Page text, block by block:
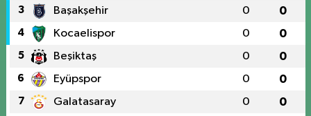
3 Başakşehir 0 0
4 Kocaelispor 0 0
5 Beşiktaş 0 0
6 Eyüpspor 0 0
7 Galatasaray 0 0